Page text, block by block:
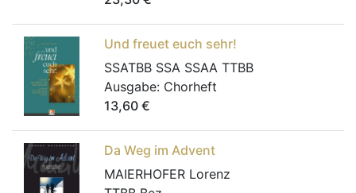
Und freuet euch sehr!
SSATBB SSA SSAA TTBB
Ausgabe: Chorheft
13,60 €
Da Weg im Advent
MAIERHOFER Lorenz